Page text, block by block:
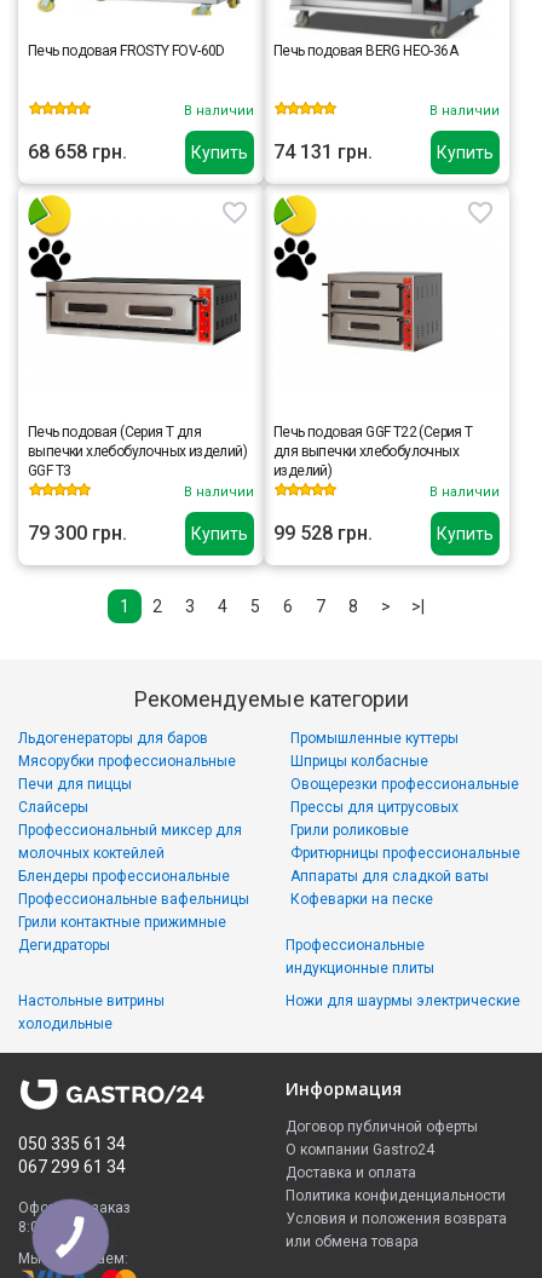
Купить
Печь подовая FROSTY FOV-60D
В наличии
68 658 грн. Купить
Печь подовая BERG HEO-36A
В наличии
74 131 грн.
Купить
Печь подовая (Серия Т для
выпечки хлебобулочных изделий)
GGF Т3
В наличии
79 300 грн. Купить
Печь подовая GGF Т22 (Серия Т
для выпечки хлебобулочных
изделий)
В наличии
99 528 грн.
1 2 3 4 5 6 7 8 > >|
Рекомендуемые категории
Льдогенераторы для баров
Мясорубки профессиональные
Печи для пиццы
Слайсеры
Промышленные куттеры
Шприцы колбасные
Овощерезки профессиональные
Прессы для цитрусовых
Профессиональный миксер для
молочных коктейлей
Блендеры профессиональные
Профессиональные вафельницы
Грили контактные прижимные
Грили роликовые
Фритюрницы профессиональные
Аппараты для сладкой ваты
Кофеварки на песке
Дегидраторы
Настольные витрины
холодильные
Профессиональные
индукционные плиты
Ножи для шаурмы электрические
050 335 61 34
067 299 61 34
Оформить заказ
8:00 - 23:00
Мы принимаем:
Информация
Договор публичной оферты
О компании Gastro24
Доставка и оплата
Политика конфиденциальности
Условия и положения возврата
или обмена товара